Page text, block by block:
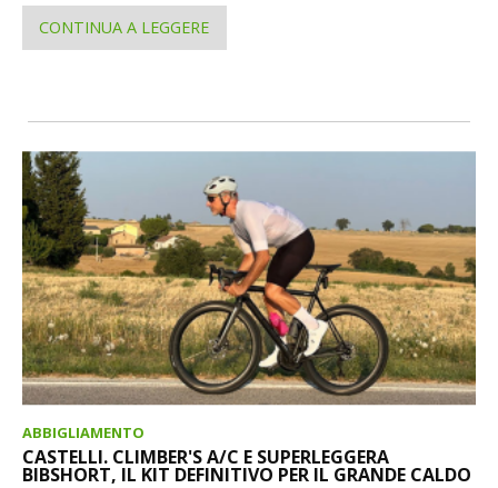
CONTINUA A LEGGERE
ABBIGLIAMENTO
CASTELLI. CLIMBER'S A/C E SUPERLEGGERA
BIBSHORT, IL KIT DEFINITIVO PER IL GRANDE CALDO